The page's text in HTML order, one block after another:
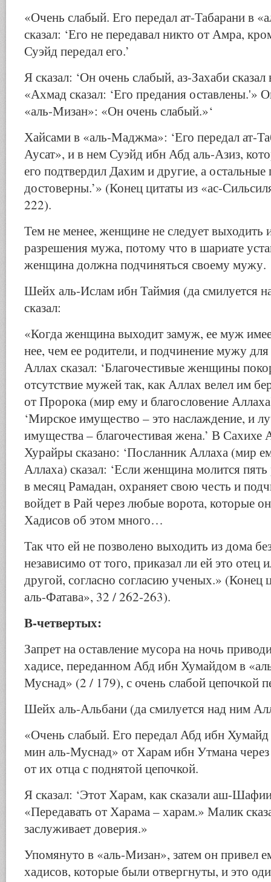
«Очень слабый. Его передал ат-Табарани в
сказал: ‘Его не передавал никто от Амра,
Суэйд передал его.’
Я сказал: ‘Он очень слабый, аз-Захаби
«Ахмад сказал: ‘Его предания оставлены.'»
«аль-Мизан»: «Он очень слабый.»‘
Хайсами в «аль-Маджма»: ‘Его передал ат-
Аусат», и в нем Суэйд ибн Абд аль-Азиз,
его подтвердил Дахим и другие, а остальные
достоверны.’» (Конец цитаты из «ас-
222).
Тем не менее, женщине не следует выходить
разрешения мужа, потому что в шариате
женщина должна подчиняться своему мужу.
Шейх аль-Ислам ибн Таймия (да смилуется
сказал:
«Когда женщина выходит замуж, ее муж
нее, чем ее родители, и подчинение мужу для
Аллах сказал: ‘Благочестивые женщины
отсутствие мужей так, как Аллах велел им
от Пророка (мир ему и благословение
‘Мирское имущество – это наслаждение, и
имущества – благочестивая жена.’ В
Хурайры сказано: ‘Посланник Аллаха (мир
Аллаха) сказал: ‘Если женщина молится пять
в месяц Рамадан, охраняет свою честь и
войдет в Рай через любые ворота, которые
Хадисов об этом много…
Так что ей не позволено выходить из дома
независимо от того, приказал ли ей это отец
другой, согласно согласию ученых.»
аль-Фатава», 32 / 262-263).
В-четвертых:
Запрет на оставление мусора на ночь
хадисе, переданном Абд ибн Хумайдом в
Муснад» (2 / 179), с очень слабой цепочкой
Шейх аль-Альбани (да смилуется над ним
«Очень слабый. Его передал Абд ибн
мин аль-Муснад» от Харам ибн Утмана
от их отца с поднятой цепочкой.
Я сказал: ‘Этот Харам, как сказали аш-
«Передавать от Харама – харам.» Малик
заслуживает доверия.»
Упомянуто в «аль-Мизан», затем он привел
хадисов, которые были отвергнуты, и это